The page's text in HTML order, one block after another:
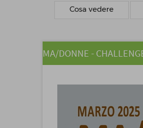
Cosa vedere
MA/DONNE -